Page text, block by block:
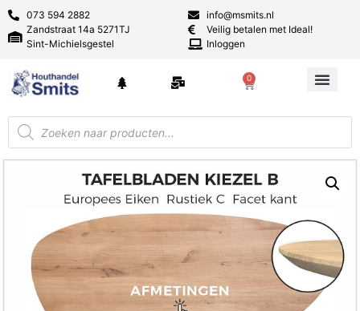
073 594 2882
Zandstraat 14a 5271TJ
Sint-Michielsgestel
info@msmits.nl
Veilig betalen met Ideal!
Inloggen
0